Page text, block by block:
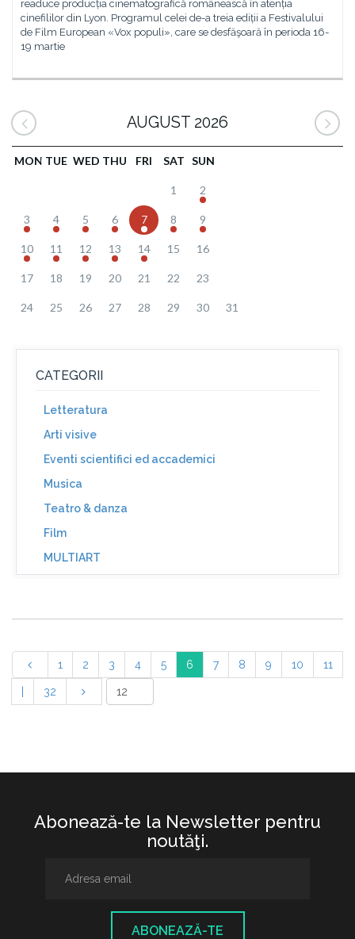
readuce producția cinematografică românească în atenția
cinefililor din Lyon. Programul celei de-a treia ediții a Festivalului
de Film European «Vox populi», care se desfăşoară în perioda 16-
19 martie
AUGUST 2026
MON TUE WED THU FRI SAT SUN
1 2
3 4 5 6 7 8 9
10 11 12 13 14 15 16
17 18 19 20 21 22 23
24 25 26 27 28 29 30 31
CATEGORII
Letteratura
Arti visive
Eventi scientifici ed accademici
Musica
Teatro & danza
Film
MULTIART
1 2 3 4 5 6 7 8 9 10 11
32
Abonează-te la Newsletter pentru
noutăţi.
ABONEAZĂ-TE